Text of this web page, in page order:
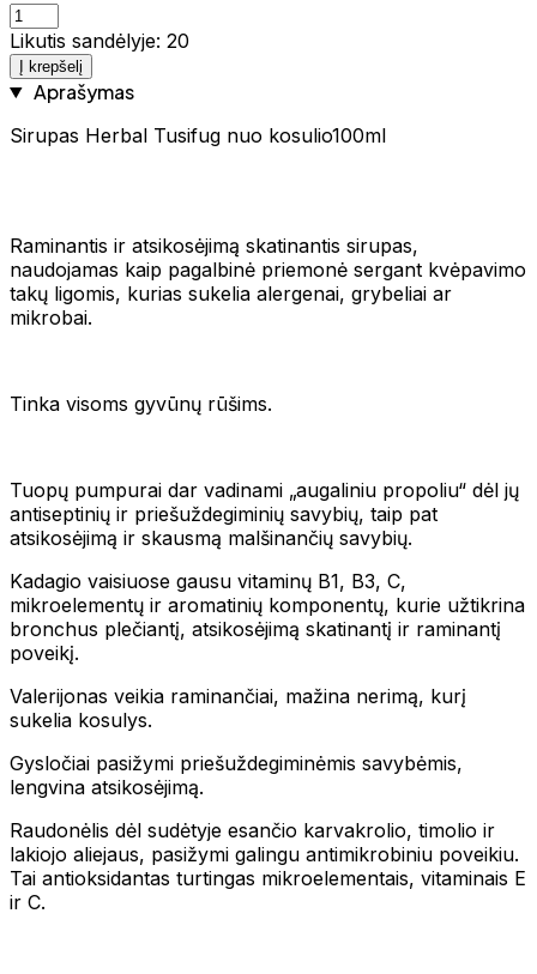
Likutis sandėlyje: 20
Į krepšelį
Aprašymas
Sirupas Herbal Tusifug nuo kosulio100ml
Raminantis ir atsikosėjimą skatinantis sirupas,
naudojamas kaip pagalbinė priemonė sergant kvėpavimo
takų ligomis, kurias sukelia alergenai, grybeliai ar
mikrobai.
Tinka visoms gyvūnų rūšims.
Tuopų pumpurai dar vadinami „augaliniu propoliu“ dėl jų
antiseptinių ir priešuždegiminių savybių, taip pat
atsikosėjimą ir skausmą malšinančių savybių.
Kadagio vaisiuose gausu vitaminų B1, B3, C,
mikroelementų ir aromatinių komponentų, kurie užtikrina
bronchus plečiantį, atsikosėjimą skatinantį ir raminantį
poveikį.
Valerijonas veikia raminančiai, mažina nerimą, kurį
sukelia kosulys.
Gysločiai pasižymi priešuždegiminėmis savybėmis,
lengvina atsikosėjimą.
Raudonėlis dėl sudėtyje esančio karvakrolio, timolio ir
lakiojo aliejaus, pasižymi galingu antimikrobiniu poveikiu.
Tai antioksidantas turtingas mikroelementais, vitaminais E
ir C.